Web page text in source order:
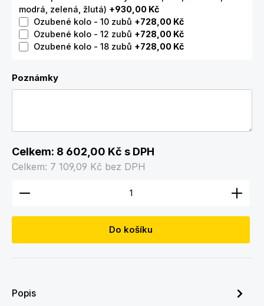
modrá, zelená, žlutá) +930,00 Kč
Ozubené kolo - 10 zubů +728,00 Kč
Ozubené kolo - 12 zubů +728,00 Kč
Ozubené kolo - 18 zubů +728,00 Kč
Poznámky
Celkem: 8 602,00 Kč s DPH
Celkem: 7 109,09 Kč bez DPH
Množství produktu: Zadejte požadované
Do košíku
Popis